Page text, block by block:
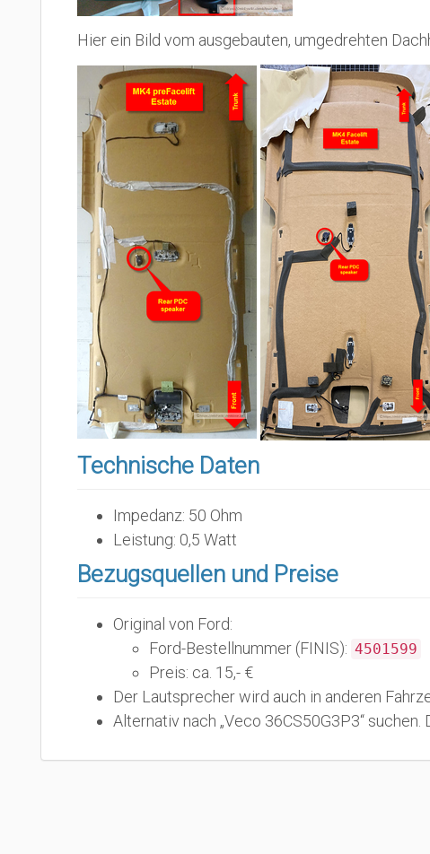
Hier ein Bild vom ausgebauten, umgedrehten
Technische Daten
Impedanz: 50 Ohm
Leistung: 0,5 Watt
Bezugsquellen und Preise
Original von Ford:
Ford-Bestellnummer (FINIS): 4501599
Preis: ca. 15,- €
Der Lautsprecher wird auch in anderen
Alternativ nach „Veco 36CS50G3P3“